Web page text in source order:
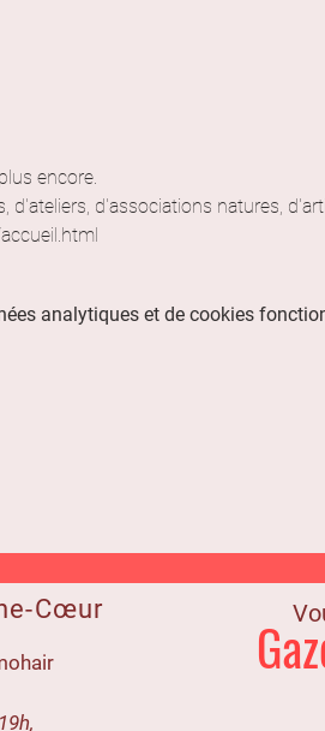
encore.
d'associations natures,
analytiques et de cookies
Cœur